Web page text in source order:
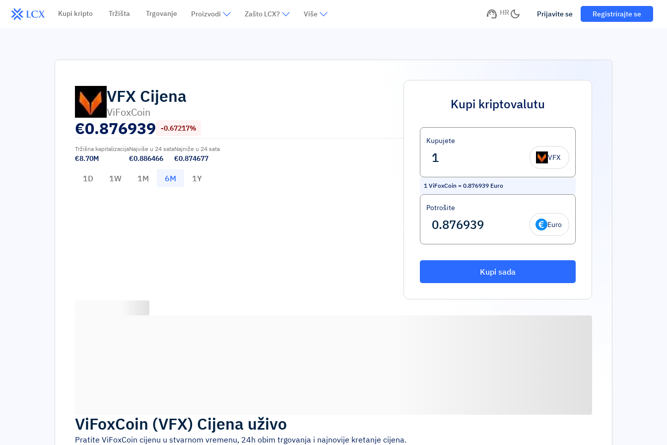
Kupi kripto Tržišta Trgovanje Proizvodi Zašto LCX? Više HR Prijavite se Registrirajte se
VFX Cijena
ViFoxCoin
€0.876939 -0.67217%
Tržišna kapitalizacija
€8.70M
Najviše u 24 sata
€0.886466
Najniže u 24 sata
€0.874677
1D 1W 1M 6M 1Y
Kupi kriptovalutu
Kupujete
VFX
1 ViFoxCoin = 0.876939 Euro
Potrošite
Euro
Kupi sada
ViFoxCoin (VFX) Cijena uživo
Pratite ViFoxCoin cijenu u stvarnom vremenu, 24h obim trgovanja i najnovije kretanje cijena.